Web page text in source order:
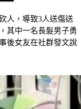
人，導致3人送傷送
其中一名長髮男子勇
後女友在社群發文說